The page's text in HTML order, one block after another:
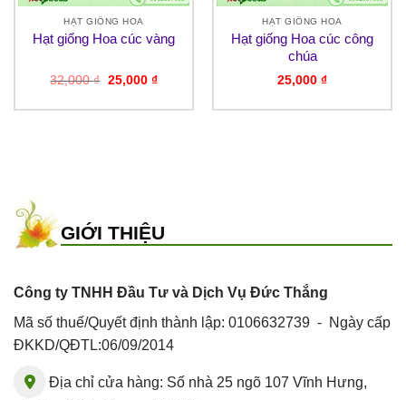
HẠT GIỐNG HOA
Hạt giống Hoa cúc vàng
32,000₫ Giá
32,000 ₫.
25,000 ₫Giá
là:
HẠT GIỐNG HOA
Hạt giống Hoa cúc công
chúa
25,000 ₫
GIỚI THIỆU
Công ty TNHH Đầu Tư và Dịch Vụ Đức Thắng
Mã số thuế/Quyết định thành lập: 0106632739 - Ngày cấp
ĐKKD/QĐTL:06/09/2014
Địa chỉ cửa hàng: Số nhà 25 ngõ 107 Vĩnh Hưng,